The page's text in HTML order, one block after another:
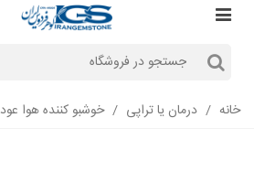
خانه / درمان یا تراپی / خوشبو کننده هوا عود